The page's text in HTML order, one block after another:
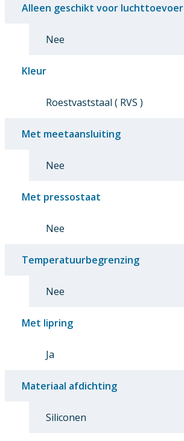
Alleen geschikt voor luchttoevoer
Nee
Kleur
Roestvaststaal ( RVS )
Met meetaansluiting
Nee
Met pressostaat
Nee
Temperatuurbegrenzing
Nee
Met lipring
Ja
Materiaal afdichting
Siliconen